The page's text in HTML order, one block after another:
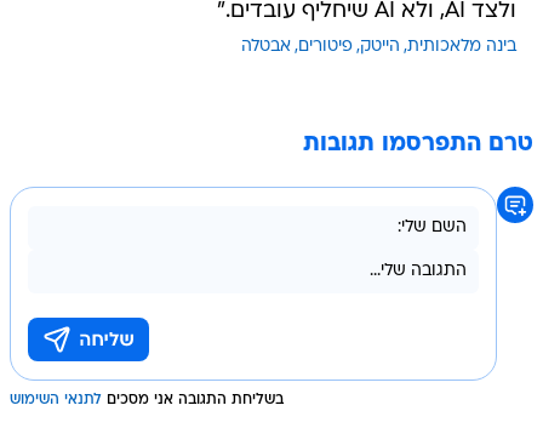
ולצד AI, ולא AI שיחליף עובדים."
בינה מלאכותית הייטק פיטורים אבטלה
טרם התפרסמו תגובות
בשליחת התגובה אני מסכים לתנאי השימוש